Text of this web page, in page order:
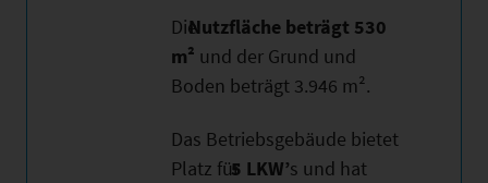
DieNutzfläche beträgt 530
m² und der Grund und
Boden beträgt 3.946 m².
Das Betriebsgebäude bietet
Platz für5 LKW’s und hat